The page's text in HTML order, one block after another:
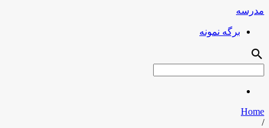
مدرسه
برگه نمونه
search
Home
/